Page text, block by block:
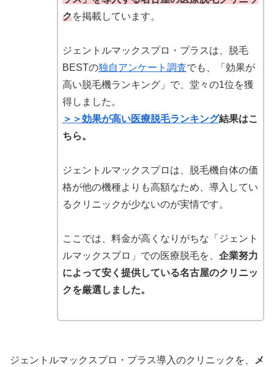
クを掲載しています。
ジェントルマックスプロ・プラスは、脱毛
BESTの独自アンケート調査でも、「効果が
高い脱毛機ランキング」で、堂々の1位を獲
得しました。
＞＞効果が高い医療脱毛ランキング結果はこ
ちら。
ジェントルマックスプロは、脱毛機自体の価
格が他の機種よりも高額なため、導入してい
るクリニックが少ないのが実情です。
ここでは、料金が高くなりがちな「ジェント
ルマックスプロ」での医療脱毛を、 企業努力
によって安く提供している名古屋のクリニッ
クを厳選しました。
ジェントルマックスプロ・プラス導入のクリニックを、 メ